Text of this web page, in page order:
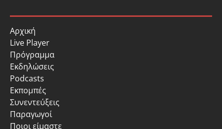
Αρχική
Live Player
Πρόγραμμα
Εκδηλώσεις
Podcasts
Εκπομπές
Συνεντεύξεις
Παραγωγοί
Ποιοι είμαστε